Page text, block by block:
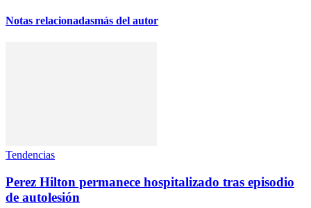
Notas relacionadasmás del autor
Tendencias
Perez Hilton permanece hospitalizado tras episodio
de autolesión